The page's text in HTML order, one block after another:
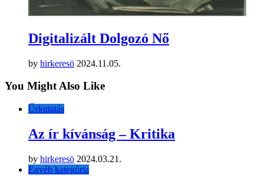
Digitalizált Dolgozó Nő
by hirkeresö 2024.11.05.
You Might Also Like
Űrkutatás
Az ír kívánság – Kritika
by hirkeresö 2024.03.21.
Egyéb kategória